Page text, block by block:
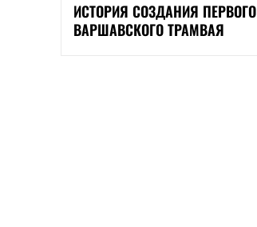
ИСТОРИЯ СОЗДАНИЯ ПЕРВОГО
ВАРШАВСКОГО ТРАМВАЯ